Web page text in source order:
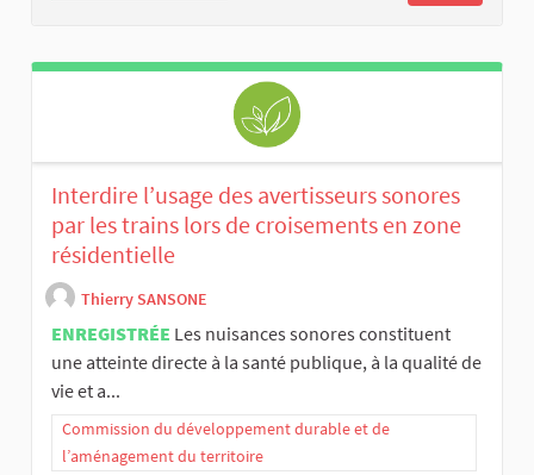
Interdire l’usage des avertisseurs sonores
par les trains lors de croisements en zone
résidentielle
Thierry SANSONE
ENREGISTRÉE Les nuisances sonores constituent
une atteinte directe à la santé publique, à la qualité de
vie et a...
Commission du développement durable et de
l’aménagement du territoire